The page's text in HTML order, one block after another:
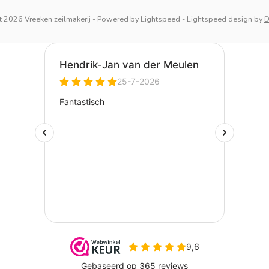
Vreeken zeilmakerij - Powered by Lightspeed - Lightspeed design by